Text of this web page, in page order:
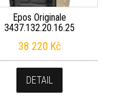
Epos Originale
3437.132.20.16.25
38 220 Kč
DETAIL